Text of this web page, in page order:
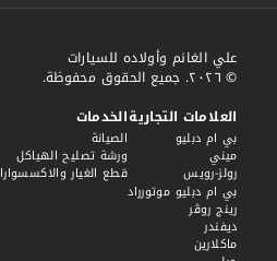
علي الغانم وأولاده للسيارات
© ٢٠٢٦. جميع الحقوق محفوظة.
العلامات التجارية
بي ام دبليو
ميني
رولز-رويس
بي ام دبليو موتورراد
رينج روڤر
ديفندر
ماكلارين
الخدمات
الصيانة
ورشة تصليح الهياكل
قطع الغيار